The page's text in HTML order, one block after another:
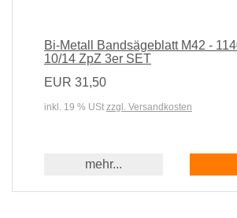
Bi-Metall Bandsägeblatt M42 -
10/14 ZpZ 3er SET
EUR 31,50
inkl. 19 % USt zzgl. Versandkosten
mehr...